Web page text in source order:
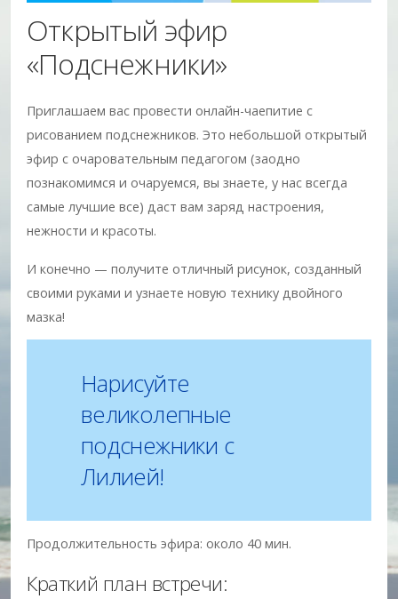
Открытый эфир
«Подснежники»
Приглашаем вас провести онлайн-чаепитие с
рисованием подснежников. Это небольшой открытый
эфир с очаровательным педагогом (заодно
познакомимся и очаруемся, вы знаете, у нас всегда
самые лучшие все) даст вам заряд настроения,
нежности и красоты.
И конечно — получите отличный рисунок, созданный
своими руками и узнаете новую технику двойного
мазка!
Нарисуйте
великолепные
подснежники с
Лилией!
Продолжительность эфира: около 40 мин.
Краткий план встречи: